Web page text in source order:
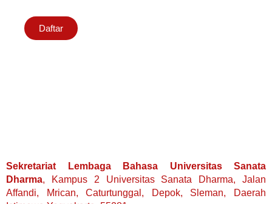
Daftar
Sekretariat Lembaga Bahasa Universitas Sanata
Dharma, Kampus 2 Universitas Sanata Dharma, Jalan
Affandi, Mrican, Caturtunggal, Depok, Sleman, Daerah